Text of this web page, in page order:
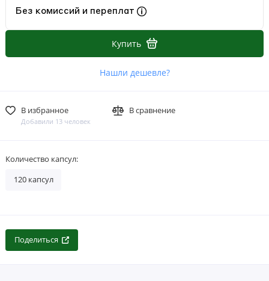
Без комиссий и переплат
Купить
Нашли дешевле?
В избранное
Добавили 13 человек
В сравнение
Количество капсул:
120 капсул
Поделиться